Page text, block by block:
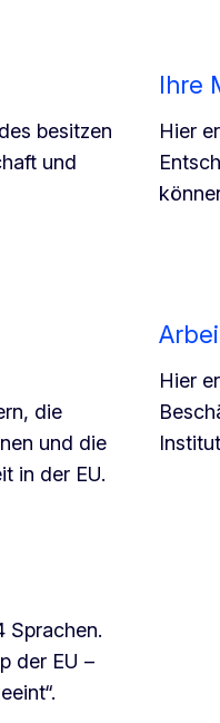
besitzen
und
Ihre
Hier
die
und die
in der EU.
Hier
Sprachen.
der EU –